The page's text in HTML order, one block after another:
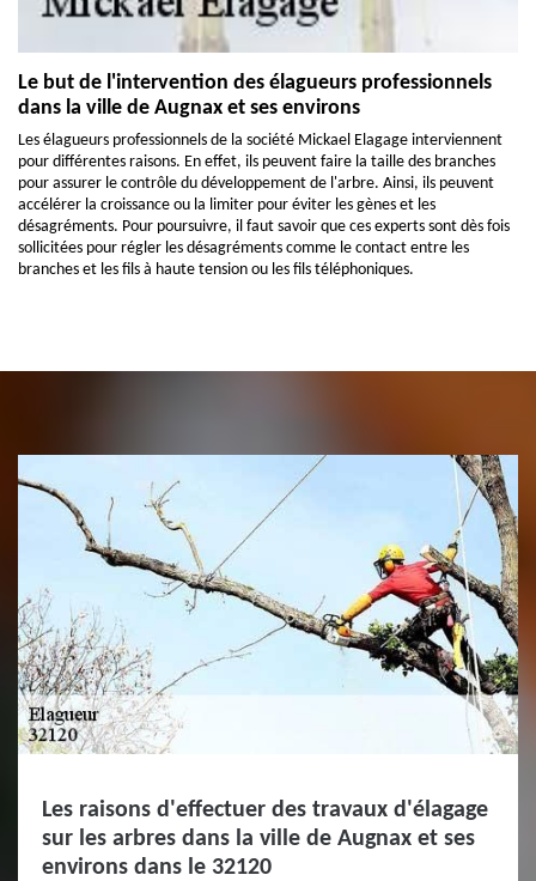
Le but de l'intervention des élagueurs professionnels
dans la ville de Augnax et ses environs
Les élagueurs professionnels de la société Mickael Elagage interviennent
pour différentes raisons. En effet, ils peuvent faire la taille des branches
pour assurer le contrôle du développement de l'arbre. Ainsi, ils peuvent
accélérer la croissance ou la limiter pour éviter les gènes et les
désagréments. Pour poursuivre, il faut savoir que ces experts sont dès fois
sollicitées pour régler les désagréments comme le contact entre les
branches et les fils à haute tension ou les fils téléphoniques.
Les raisons d'effectuer des travaux d'élagage
sur les arbres dans la ville de Augnax et ses
environs dans le 32120